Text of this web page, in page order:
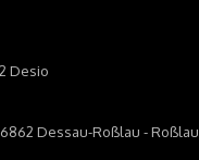
Desio
Dessau-Roßlau - Roßlau